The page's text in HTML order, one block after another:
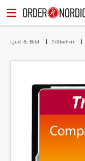
Ljud & Bild Tillbehör